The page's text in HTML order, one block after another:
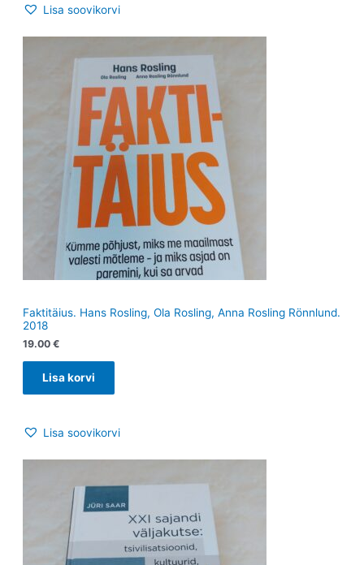
Lisa soovikorvi
Faktitäius. Hans Rosling, Ola Rosling, Anna Rosling Rönnlund.
2018
19.00 €
Lisa korvi
Lisa soovikorvi